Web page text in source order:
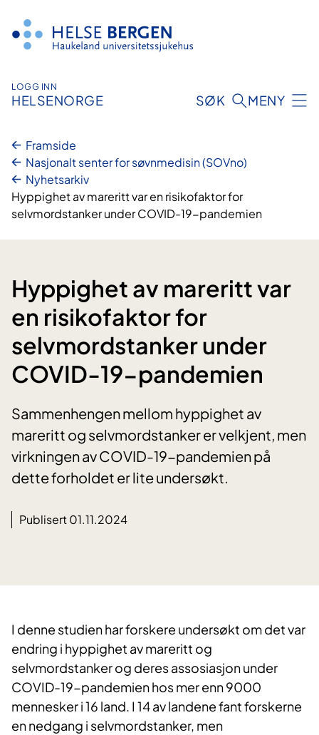
innhald
LOGG INN
HELSENORGE SØK MENY
Framside
Nasjonalt senter for søvnmedisin (SOVno)
Nyhetsarkiv
Hyppighet av mareritt var en risikofaktor for
selvmordstanker under COVID-19-pandemien
Hyppighet av mareritt var
en risikofaktor for
selvmordstanker under
COVID-19-pandemien
Sammenhengen mellom hyppighet av
mareritt og selvmordstanker er velkjent, men
virkningen av COVID-19-pandemien på
dette forholdet er lite undersøkt.
Publisert 01.11.2024
I denne studien har forskere undersøkt om det var
endring i hyppighet av mareritt og
selvmordstanker og deres assosiasjon under
COVID-19-pandemien hos mer enn 9000
mennesker i 16 land. I 14 av landene fant forskerne
en nedgang i selvmordstanker, men